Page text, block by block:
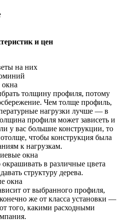
и цен
на них
толщину профиля, потому
Чем толще профиль,
нагрузки лучше — в
профиля может зависеть и
у вас большие конструкции, то
чтобы конструкция была
к нагрузкам.
окна
в различные цвета
структуру дерева.
окна
от выбранного профиля,
же от класса установки —
того, какими расходными